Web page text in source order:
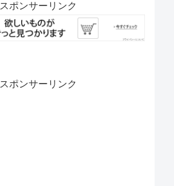
スポンサーリンク
スポンサーリンク